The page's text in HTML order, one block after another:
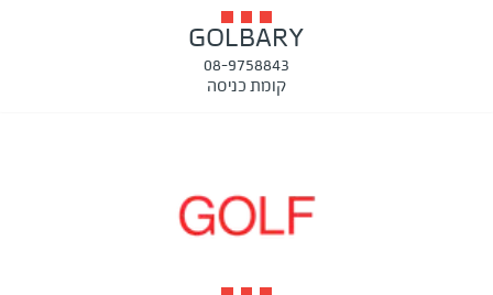
GOLBARY
08-9758843
קומת כניסה